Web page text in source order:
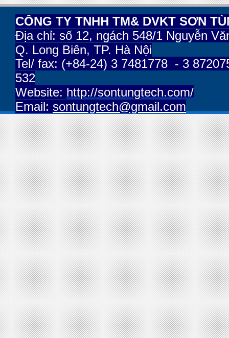
CÔNG TY TNHH TM& DVKT SƠN
Địa chỉ: số 12, ngách 548/1 Nguyễn
Q. Long Biên, TP. Hà Nội
Tel/ fax: (+84-24) 3 7481778 - 3
532
Website: http://sontungtech.com/
Email: sontungtech@gmail.com